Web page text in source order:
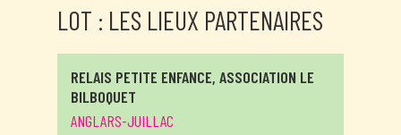
LOT : LES LIEUX PARTENAIRES
RELAIS PETITE ENFANCE, ASSOCIATION LE
BILBOQUET
ANGLARS-JUILLAC